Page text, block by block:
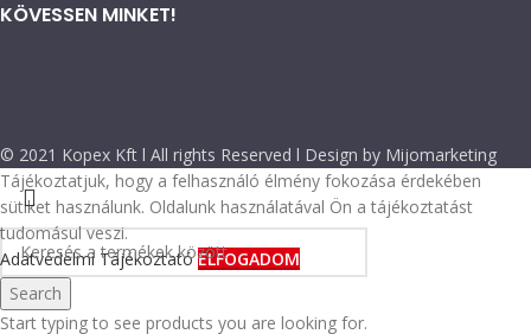
KÖVESSEN MINKET!
© 2021 Kopex Kft l All rights Reserved l Design by Mijomarketing
Search
Start typing to see products you are looking for.
Tájékoztatjuk, hogy a felhasználó élmény fokozása érdekében
sütiket használunk. Oldalunk használatával Ön a tájékoztatást
tudomásul veszi.
Adatvédelmi TájékoztatóELFOGADOM